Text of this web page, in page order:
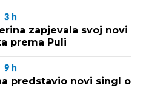
3 h
zapjevala svoj novi
prema Puli
9 h
predstavio novi singl o